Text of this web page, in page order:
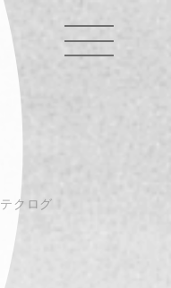
テクログ